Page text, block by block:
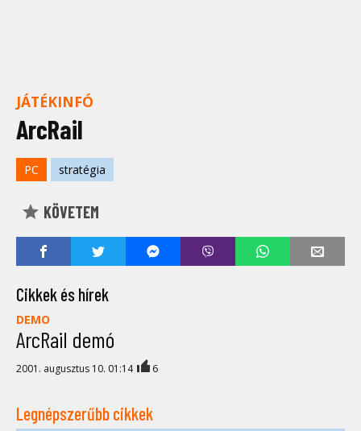
JÁTÉKINFÓ
ArcRail
PC stratégia
KÖVETEM
Cikkek és hírek
DEMO
ArcRail demó
2001. augusztus 10. 01:14 6
Legnépszerűbb cikkek